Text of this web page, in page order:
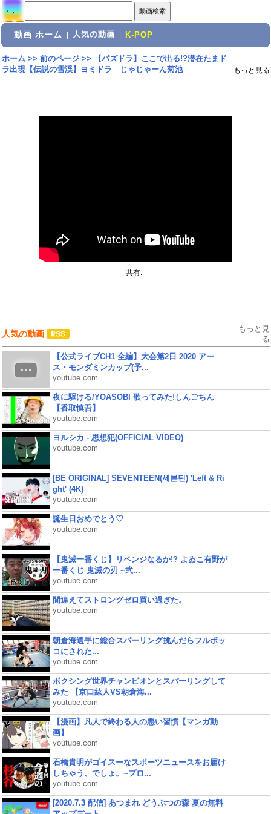
動画 ホーム 人気の動画 K-POP
ホーム>> 前のページ>>
【パズドラ】ここで出る!?潜在たまド
ラ出現【伝説の雪渓】ヨミドラ じゃじゃーん菊池
もっと見る
共有:
人気の動画
もっと見
る
【公式ライブCH1 全編】大会第2日 2020 アー
ス・モンダミンカップ(予...
youtube.com
夜に駆ける/YOASOBI 歌ってみた!しんごちん
【香取慎吾】
youtube.com
ヨルシカ - 思想犯(OFFICIAL VIDEO)
youtube.com
[BE ORIGINAL] SEVENTEEN(세븐틴) 'Left & Ri
ght' (4K)
youtube.com
誕生日おめでとう♡
youtube.com
【鬼滅一番くじ】リベンジなるか!? よゐこ有野が
一番くじ 鬼滅の刃 ~弐...
youtube.com
間違えてストロングゼロ買い過ぎた。
youtube.com
朝倉海選手に総合スパーリング挑んだらフルボッ
コにされた...
youtube.com
ボクシング世界チャンピオンとスパーリングして
みた 【京口紘人VS朝倉海...
youtube.com
【漫画】凡人で終わる人の悪い習慣【マンガ動
画】
youtube.com
石橋貴明がゴイスーなスポーツニュースをお届け
しちゃう、でしょ。~プロ...
youtube.com
[2020.7.3 配信] あつまれ どうぶつの森 夏の無料